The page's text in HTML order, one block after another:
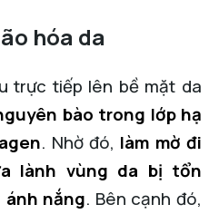
hóa da
trực tiếp lên bề mặt da
bào trong lớp hạ
. Nhờ đó, làm mờ đi
lành vùng da bị tổn
nắng. Bên cạnh đó,